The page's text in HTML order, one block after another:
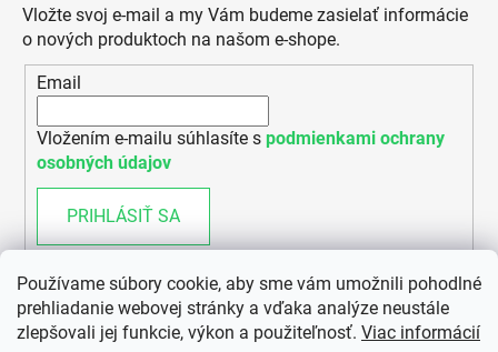
Používame súbory cookie, aby sme vám umožnili pohodlné
prehliadanie webovej stránky a vďaka analýze neustále
zlepšovali jej funkcie, výkon a použiteľnosť. Viac informácií
Vložte svoj e-mail a my Vám budeme zasielať informácie
o nových produktoch na našom e-shope.
Email
Vložením e-mailu súhlasíte s podmienkami ochrany
osobných údajov
PRIHLÁSIŤ SA